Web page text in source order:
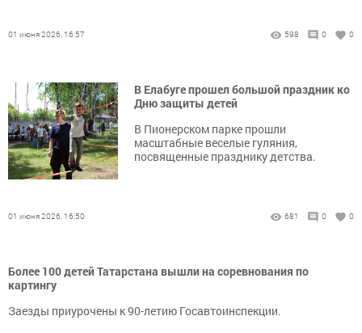
01 июня 2026, 16:57 598 0 0
В Елабуге прошел большой праздник ко
Дню защиты детей
В Пионерском парке прошли
масштабные веселые гуляния,
посвященные празднику детства.
01 июня 2026, 16:50 681 0 0
Более 100 детей Татарстана вышли на соревнования по
картингу
Заезды приурочены к 90-летию Госавтоинспекции.